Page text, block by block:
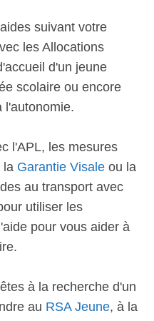
suivant votre
les Allocations
d'un jeune
scolaire ou encore
l'autonomie.
l'APL, les mesures
la Garantie Visale ou la
au transport avec
utiliser les
pour vous aider à
à la recherche d'un
au RSA Jeune, à la